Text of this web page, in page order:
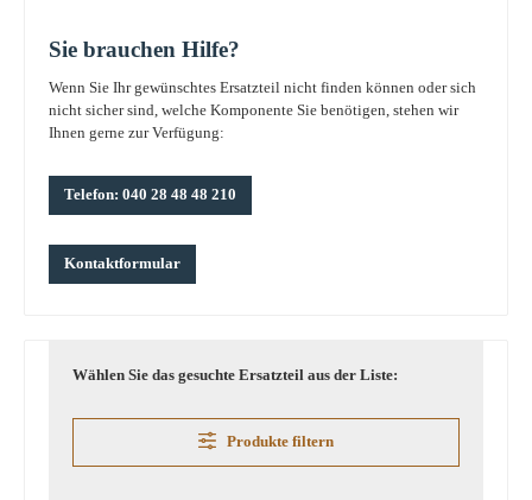
Sie brauchen Hilfe?
Wenn Sie Ihr gewünschtes Ersatzteil nicht finden können oder sich
nicht sicher sind, welche Komponente Sie benötigen, stehen wir
Ihnen gerne zur Verfügung:
Telefon: 040 28 48 48 210
Kontaktformular
Wählen Sie das gesuchte Ersatzteil aus der Liste:
Produkte filtern